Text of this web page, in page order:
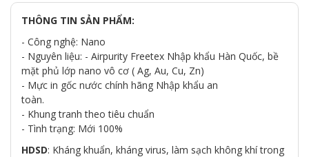
THÔNG TIN SẢN PHẨM:
- Công nghệ: Nano
- Nguyên liệu: - Airpurity Freetex Nhập khẩu Hàn Quốc, bề
mặt phủ lớp nano vô cơ ( Ag, Au, Cu, Zn)
- Mực in gốc nước chính hãng Nhập khẩu an
toàn.
- Khung tranh theo tiêu chuẩn
- Tình trạng: Mới 100%
HDSD: Kháng khuẩn, kháng virus, làm sạch không khí trong